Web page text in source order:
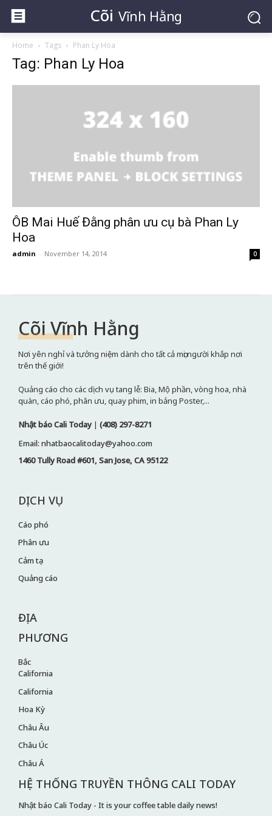
Cõi Vĩnh Hằng
Home Tags Phan Ly Hoa
Tag: Phan Ly Hoa
ÔB Mai Huế Đằng phân ưu cụ bà Phan Ly
Hoa
admin - November 14, 2014 0
Cõi Vĩnh Hằng
Nơi yên nghỉ và tưởng niệm dành cho tất cả mọi người khắp nơi
trên thế giới!
Quảng cáo cho các dịch vụ tang lễ: Bia, Mộ phần, vòng hoa, nhà
quàn, cáo phó, phân ưu, quay phim, in bảng Poster,...
Nhật báo Cali Today | (408) 297-8271
Email: nhatbaocalitoday@yahoo.com
1460 Tully Road #601, San Jose, CA 95122
DỊCH VỤ
Cáo phó
Phân ưu
Cảm tạ
Quảng cáo
ĐỊA
PHƯƠNG
Bắc
California
California
Hoa Kỳ
Châu Âu
Châu Úc
Châu Á
HỆ THỐNG TRUYỀN THÔNG CALI TODAY
Nhật báo Cali Today - It is your coffee table daily news!